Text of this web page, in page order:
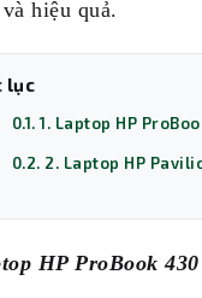
hiệu quả.
lục
0.1. 1. Laptop HP
0.2. 2. Laptop HP
HP ProBook